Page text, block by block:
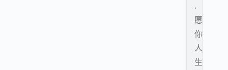
.
愿
你
人
生